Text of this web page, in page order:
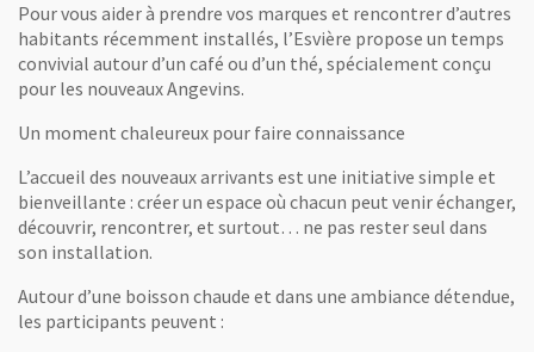
Pour vous aider à prendre vos marques et rencontrer d’autres
habitants récemment installés, l’Esvière propose un temps
convivial autour d’un café ou d’un thé, spécialement conçu
pour les nouveaux Angevins.
Un moment chaleureux pour faire connaissance
L’accueil des nouveaux arrivants est une initiative simple et
bienveillante : créer un espace où chacun peut venir échanger,
découvrir, rencontrer, et surtout… ne pas rester seul dans
son installation.
Autour d’une boisson chaude et dans une ambiance détendue,
les participants peuvent :